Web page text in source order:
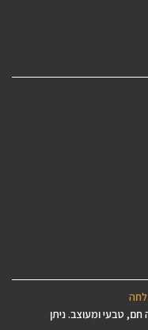
לחה
טבעי ומעוצב. ניתן